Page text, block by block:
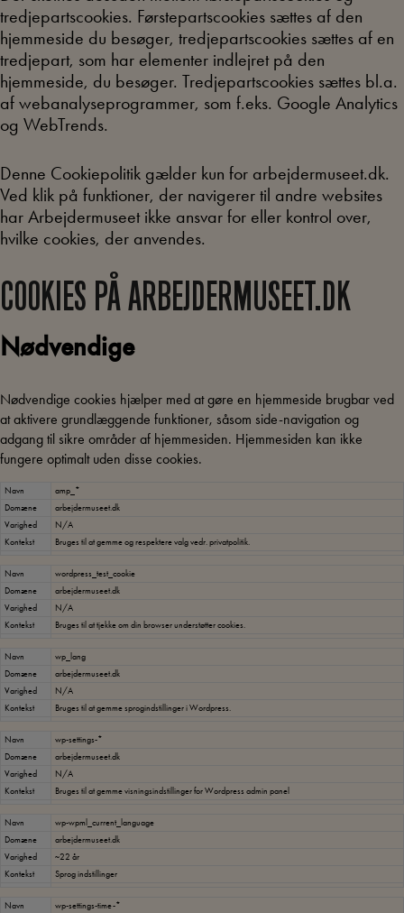
tredjepartscookies. Førstepartscookies sættes af den
hjemmeside du besøger, tredjepartscookies sættes af en
tredjepart, som har elementer indlejret på den
hjemmeside, du besøger. Tredjepartscookies sættes bl.a.
af webanalyseprogrammer, som f.eks. Google Analytics
og WebTrends.
Denne Cookiepolitik gælder kun for arbejdermuseet.dk.
Ved klik på funktioner, der navigerer til andre websites
har Arbejdermuseet ikke ansvar for eller kontrol over,
hvilke cookies, der anvendes.
COOKIES PÅ ARBEJDERMUSEET.DK
Nødvendige
Nødvendige cookies hjælper med at gøre en hjemmeside brugbar ved
at aktivere grundlæggende funktioner, såsom side-navigation og
adgang til sikre områder af hjemmesiden. Hjemmesiden kan ikke
fungere optimalt uden disse cookies.
Navn
amp_*
Domæne
arbejdermuseet.dk
Varighed
N/A
Kontekst
Bruges til at gemme og respektere valg vedr. privatpolitik.
Navn
wordpress_test_cookie
Domæne
arbejdermuseet.dk
Varighed
N/A
Kontekst
Bruges til at tjekke om din browser understøtter cookies.
Navn
wp_lang
Domæne
arbejdermuseet.dk
Varighed
N/A
Kontekst
Bruges til at gemme sprogindstillinger i Wordpress.
Navn
wp-settings-*
Domæne
arbejdermuseet.dk
Varighed
N/A
Kontekst
Bruges til at gemme visningsindstillinger for Wordpress admin panel
Navn
wp-wpml_current_language
Domæne
arbejdermuseet.dk
Varighed
~22 år
Kontekst
Sprog indstillinger
Navn
wp-settings-time-*